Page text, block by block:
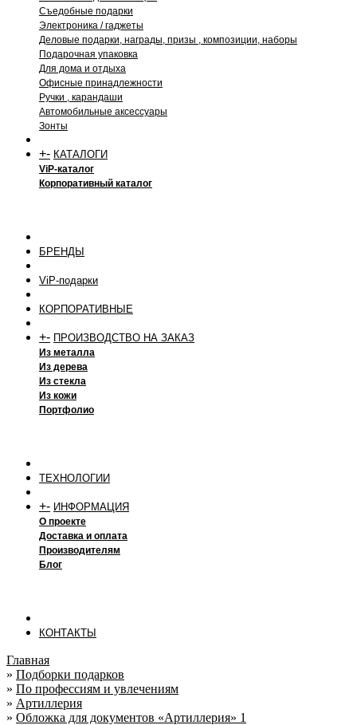
Съедобные подарки
Электроника / гаджеты
Деловые подарки, награды, призы , композиции, наборы
Подарочная упаковка
Для дома и отдыха
Офисные принадлежности
Ручки , карандаши
Автомобильные аксессуары
Зонты
+- КАТАЛОГИ
ViP-каталог
Корпоративный каталог
БРЕНДЫ
ViP-подарки
КОРПОРАТИВНЫЕ
+- ПРОИЗВОДСТВО НА ЗАКАЗ
Из металла
Из дерева
Из стекла
Из кожи
Портфолио
ТЕХНОЛОГИИ
+- ИНФОРМАЦИЯ
О проекте
Доставка и оплата
Производителям
Блог
КОНТАКТЫ
Главная
» Подборки подарков
» По профессиям и увлечениям
» Артиллерия
» Обложка для документов «Артиллерия» 1